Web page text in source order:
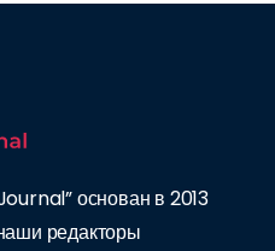
основан в 2013
редакторы